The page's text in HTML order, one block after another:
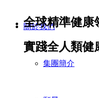
關於我們
集團簡介
全球精準健康
實踐全人類健